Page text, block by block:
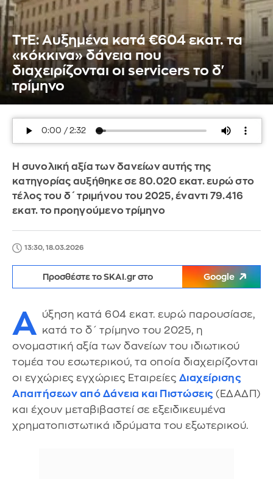
ΤτΕ: Αυξημένα κατά €604 εκατ. τα
«κόκκινα» δάνεια που
διαχειρίζονται οι servicers το δ'
τρίμηνο
Η συνολική αξία των δανείων αυτής της
κατηγορίας αυξήθηκε σε 80.020 εκατ. ευρώ στο
τέλος του δ΄ τριμήνου του 2025, έναντι 79.416
εκατ. το προηγούμενο τρίμηνο
13:30, 18.03.2026
Προσθέστε το SKAI.gr στο Google
Α ύξηση κατά 604 εκατ. ευρώ παρουσίασε,
κατά το δ΄ τρίμηνο του 2025, η
ονομαστική αξία των δανείων του ιδιωτικού
τομέα του εσωτερικού, τα οποία διαχειρίζονται
οι εγχώριες εγχώριες Εταιρείες Διαχείρισης
Απαιτήσεων από Δάνεια και Πιστώσεις (ΕΔΑΔΠ)
και έχουν μεταβιβαστεί σε εξειδικευμένα
χρηματοπιστωτικά ιδρύματα του εξωτερικού.